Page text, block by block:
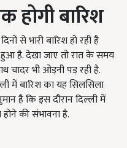
होगी बारिश
से भारी बारिश हो रही है
हुआ है. देखा जाए तो रात के समय
चादर भी ओड़नी पड़ रही है.
में बारिश का यह सिलसिला
है कि इस दौरान दिल्ली में
की संभावना है.